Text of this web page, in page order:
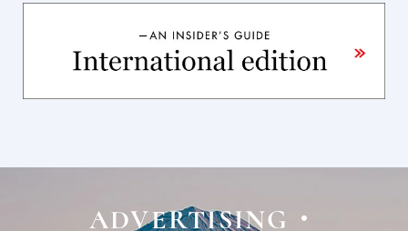
ADVERTISING・